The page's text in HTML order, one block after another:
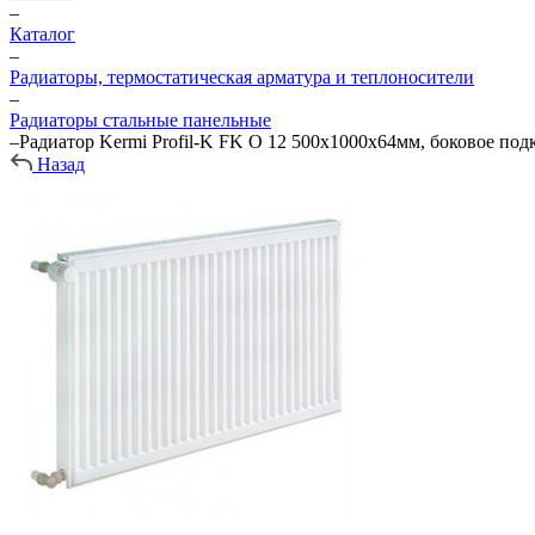
–
Каталог
–
Радиаторы, термостатическая арматура и теплоносители
–
Радиаторы стальные панельные
–Радиатор Kermi Profil-K FK O 12 500х1000х64мм, боковое
Назад